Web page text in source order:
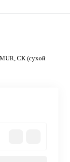
СК (сухой